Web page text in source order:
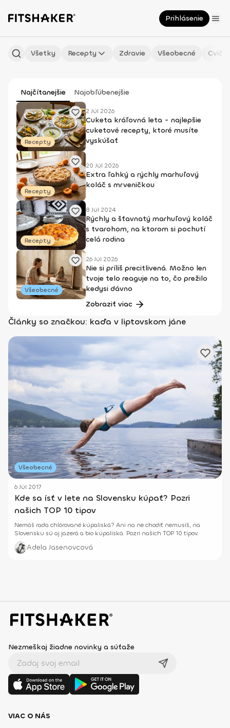
Prihlásenie
Všetky Recepty Zdravie Všeobecné
Najčítanejšie Najobľúbenejšie
Recepty
2 Júl 2026
Cuketa kráľovná leta - najlepšie
cuketové recepty, ktoré musíte
vyskúšať
Recepty
20 Júl 2026
Extra ľahký a rýchly marhuľový
koláč s mrveničkou
Recepty
8 Júl 2024
Rýchly a šťavnatý marhuľový koláč
s tvarohom, na ktorom si pochutí
celá rodina
Všeobecné
26 Júl 2026
Nie si príliš precitlivená. Možno len
tvoje telo reaguje na to, čo prežilo
kedysi dávno
Zobraziť viac
Články so značkou: kaďa v liptovskom jáne
Všeobecné
6 Júl 2017
Kde sa ísť v lete na Slovensku kúpať? Pozri
našich TOP 10 tipov
Nemáš rada chlórované kúpaliská? Ani na ne chodiť nemusíš, na
Slovensku sú aj jazerá a bio kúpaliská. Pozri našich TOP 10 tipov.
Adela Jasenovcová
Nezmeškaj žiadne novinky a súťaže
VIAC O NÁS